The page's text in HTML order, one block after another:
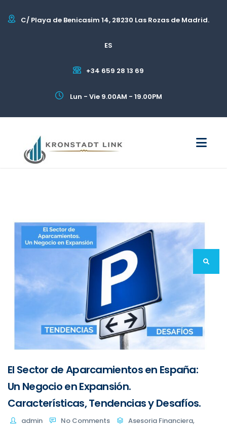
C/ Playa de Benicasim 14, 28230 Las Rozas de Madrid.
ES
+34 659 28 13 69
Lun - Vie 9.00AM - 19.00PM
El Sector de Aparcamientos en España:
Un Negocio en Expansión.
Características, Tendencias y Desafíos.
admin No Comments Asesoria Financiera,